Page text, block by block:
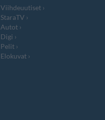
Viihdeuutiset
StaraTV
Autot
Digi
Pelit
Elokuvat